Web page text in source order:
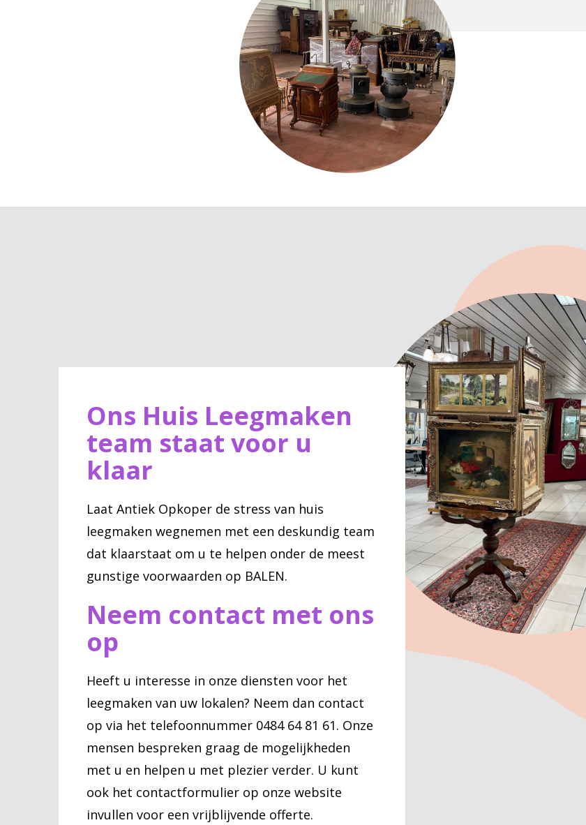
Ons Huis Leegmaken
team staat voor u
klaar
Laat Antiek Opkoper de stress van huis
leegmaken wegnemen met een deskundig team
dat klaarstaat om u te helpen onder de meest
gunstige voorwaarden op BALEN.
Neem contact met ons
op
Heeft u interesse in onze diensten voor het
leegmaken van uw lokalen? Neem dan contact
op via het telefoonnummer 0484 64 81 61. Onze
mensen bespreken graag de mogelijkheden
met u en helpen u met plezier verder. U kunt
ook het contactformulier op onze website
invullen voor een vrijblijvende offerte.